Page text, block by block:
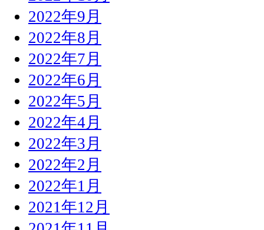
2022年9月
2022年8月
2022年7月
2022年6月
2022年5月
2022年4月
2022年3月
2022年2月
2022年1月
2021年12月